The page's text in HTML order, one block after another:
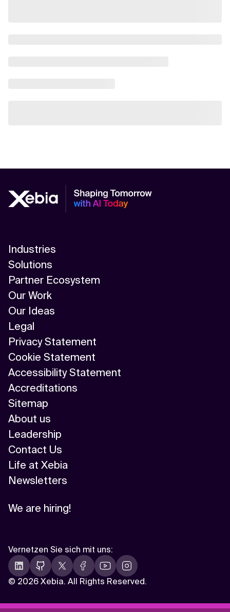
Industries
Solutions
Partner Ecosystem
Our Work
Our Ideas
Legal
Privacy Statement
Cookie Statement
Accessibility Statement
Accreditations
Sitemap
About us
Leadership
Contact Us
Life at Xebia
Newsletters
We are hiring!
© 2026 Xebia. All Rights Reserved.
Vernetzen Sie sich mit uns: